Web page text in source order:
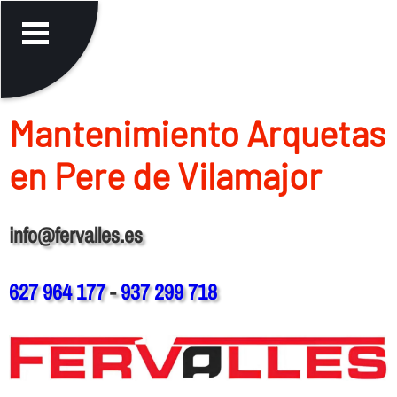
Mantenimiento Arquetas
en Pere de Vilamajor
info@fervalles.es
627 964 177-937 299 718